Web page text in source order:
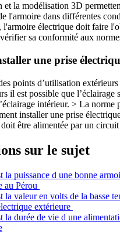
et la modélisation 3D
l'armoire dans différentes
l'armoire électrique doit faire
sa conformité aux
une prise
points d’utilisation
il est possible que l’éclairage
intérieur. > La norme
installer une prise
être alimentée par un circuit
sur le sujet
la puissance d une bonne
au Pérou
la valeur en volts de la basse
extérieure
la durée de vie d une